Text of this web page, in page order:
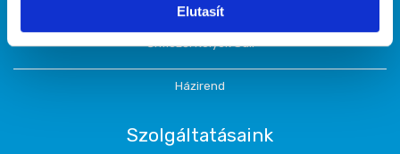
Elutasít
Őrmezői Kölyök Suli
Házirend
Szolgáltatásaink